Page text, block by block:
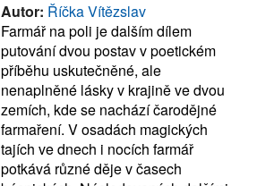
Autor: Říčka Vítězslav
Farmář na poli je dalším dílem
putování dvou postav v poetickém
příběhu uskutečněné, ale
nenaplněné lásky v krajině ve dvou
zemích, kde se nachází čarodějné
farmaření. V osadách magických
tajích ve dnech i nocích farmář
potkává různé děje v časech